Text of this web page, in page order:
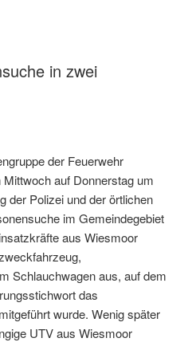
in zwei
der Feuerwehr
auf Donnerstag um
der Polizei und der örtlichen
im Gemeindegebiet
aus Wiesmoor
Schlauchwagen aus, auf dem
das
wurde. Wenig später
UTV aus Wiesmoor